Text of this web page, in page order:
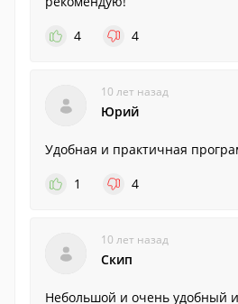
4
4
10 лет назад
Юрий
Удобная и практичная
1
4
10 лет назад
Скип
Небольшой и очень удобный